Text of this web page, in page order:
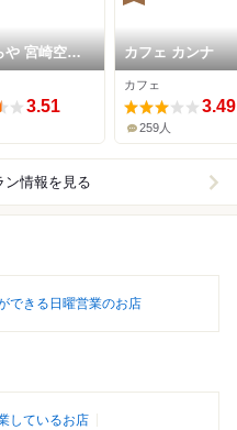
や 宮崎空港
3.51
カフェ カンナ
カフェ
3.49
259人
ン情報を見る
できる日曜営業のお店
しているお店